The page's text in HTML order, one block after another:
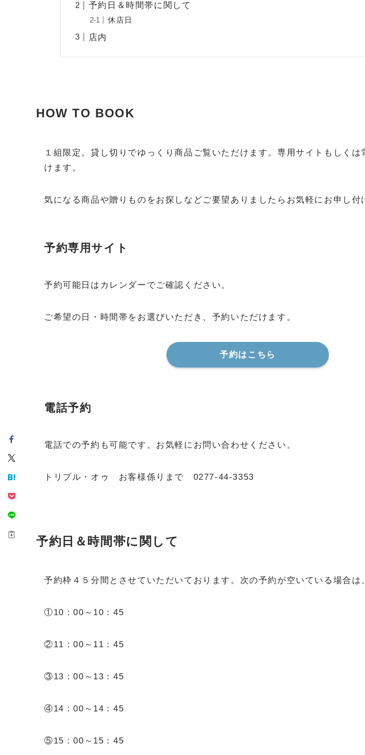
予約日＆時間帯に関して
休店日
店内
HOW TO BOOK
１組限定。貸し切りでゆっくり商品ご覧いただけます。専用サイトもしくは
けます。
気になる商品や贈りものをお探しなどご要望ありましたらお気軽にお申し付
予約専用サイト
予約可能日はカレンダーでご確認ください。
ご希望の日・時間帯をお選びいただき、予約いただけます。
予約はこちら
電話予約
電話での予約も可能です。お気軽にお問い合わせください。
トリプル・オゥ お客様係りまで 0277-44-3353
予約日＆時間帯に関して
予約枠４５分間とさせていただいております。次の予約が空いている場合は
①10：00～10：45
②11：00～11：45
③13：00～13：45
④14：00～14：45
⑤15：00～15：45